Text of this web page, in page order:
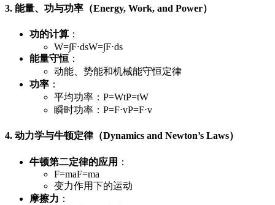
3. 能量、功与功率（Energy, Work, and Power）
功的计算 ：
W=∫F⋅dsW=∫F⋅ds
能量守恒 ：
动能、势能和机械能守恒定律
功率 ：
平均功率： P=WtP=tW
瞬时功率： P=F⋅vP=F⋅v
4. 动力学与牛顿定律（Dynamics and Newton’s Laws）
牛顿第二定律的应用 ：
F=maF=ma
变力作用下的运动
摩擦力 ：